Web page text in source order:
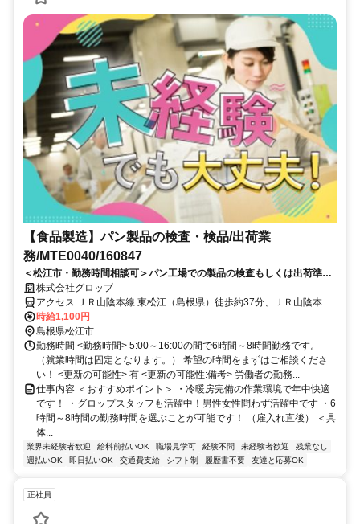
【食品製造】パン製品の検査・検品/出荷業
務/MTE0040/160847
＜松江市・勤務時間相談可＞パン工場での製品の検査もしくは出荷準備
作業♪簡単軽作業!!
株式会社グロップ
アクセス ＪＲ山陰本線 東松江（島根県）徒歩約37分、ＪＲ山陰本線
松江南口徒歩約60分、ＪＲ山陰本線 松江南口徒歩約60分 松江駅から
車で約15分
時給1,100円
島根県松江市
勤務時間 <勤務時間> 5:00～16:00の間で6時間～8時間勤務です。
（就業時間は固定となります。） 希望の時間をまずはご相談くださ
い！ <更新の可能性> 有 <更新の可能性:備考> 労働者の勤務...
仕事内容 ＜おすすめポイント＞ ・冷暖房完備の作業環境で年中快適
です！ ・グロップスタッフも活躍中！男性女性問わず活躍中です ・6
時間～8時間の勤務時間を選ぶことが可能です！ （雇入れ直後） ＜具
体...
業界未経験者歓迎 給料前払いOK 職場見学可 経験不問 未経験者歓迎
残業なし
週払いOK
即日払いOK 交通費支給 シフト制 履歴書不要 友達と応募OK
正社員